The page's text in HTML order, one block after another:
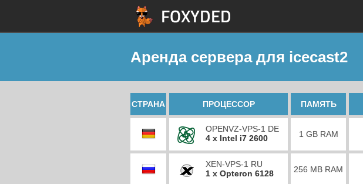
Аренда сервера для icecast2
СТРАНА ПРОЦЕССОР ПАМЯТЬ
OPENVZ-VPS-1 DE
4 x Intel i7 2600
1 GB RAM
XEN-VPS-1 RU
1 x Opteron 6128
256 MB RAM